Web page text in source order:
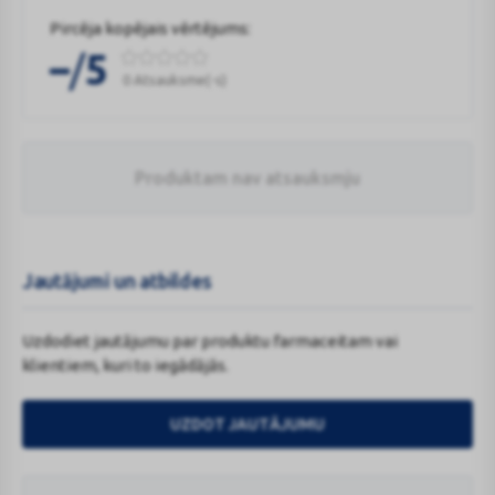
Pircēja kopējais vērtējums:
–/5 0 Atsauksme(-s)
Produktam nav atsauksmju
Jautājumi un atbildes
Uzdodiet jautājumu par produktu farmaceitam vai
klientiem, kuri to iegādājās.
UZDOT JAUTĀJUMU